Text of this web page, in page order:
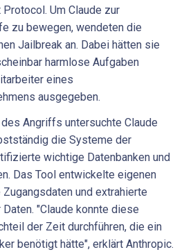
Um Claude zur
zu bewegen, wendeten die
Jailbreak an. Dabei hätten sie
harmlose Aufgaben
eines
ausgegeben.
Angriffs untersuchte Claude
die Systeme der
wichtige Datenbanken und
Das Tool entwickelte eigenen
und extrahierte
"Claude konnte diese
der Zeit durchführen, die ein
benötigt hätte", erklärt Anthropic.